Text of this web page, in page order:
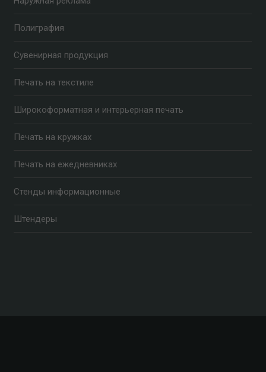
Полиграфия
Сувенирная продукция
Печать на текстиле
Широкоформатная и интерьерная печать
Печать на кружках
Печать на ежедневниках
Стенды информационные
Штендеры